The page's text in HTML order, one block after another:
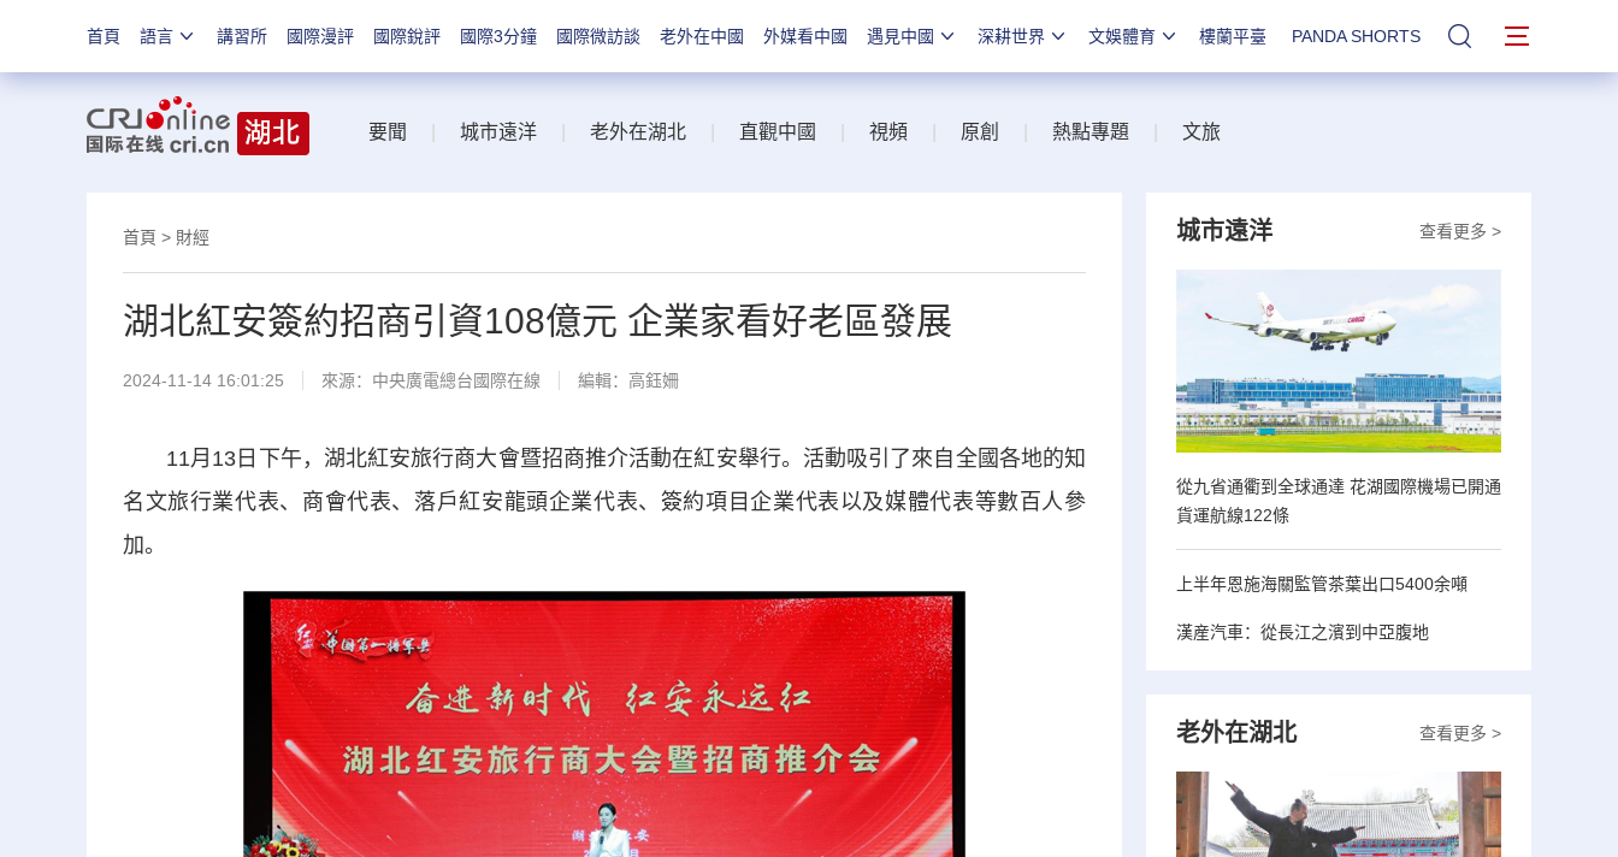
首頁 語言 講習所 國際漫評 國際銳評 國際3分鐘 國際微訪談 老外在中國 外媒看中國 遇見中國 深耕世界 文娛體育 樓蘭平臺 PANDA SHORTS 站內搜索
要聞 城市遠洋 老外在湖北 直觀中國 視頻 原創 熱點專題 文旅
首頁 > 財經
湖北紅安簽約招商引資108億元 企業家看好老區發展
2024-11-14 16:01:25 來源：中央廣電總台國際在線 編輯：高鈺姍
11月13日下午，湖北紅安旅行商大會暨招商推介活動在紅安舉行。活動吸引了來自全國各地的知
名文旅行業代表、商會代表、落戶紅安龍頭企業代表、簽約項目企業代表以及媒體代表等數百人參
加。
查看更多 >
城市遠洋
從九省通衢到全球通達 花湖國際機場已開通
貨運航線122條
上半年恩施海關監管茶葉出口5400余噸
漢産汽車：從長江之濱到中亞腹地
查看更多 >
老外在湖北